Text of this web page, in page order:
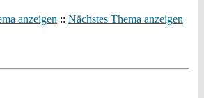
anzeigen :: Nächstes Thema anzeigen